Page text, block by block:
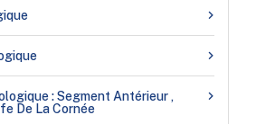
: Segment Antérieur ,
De La Cornée